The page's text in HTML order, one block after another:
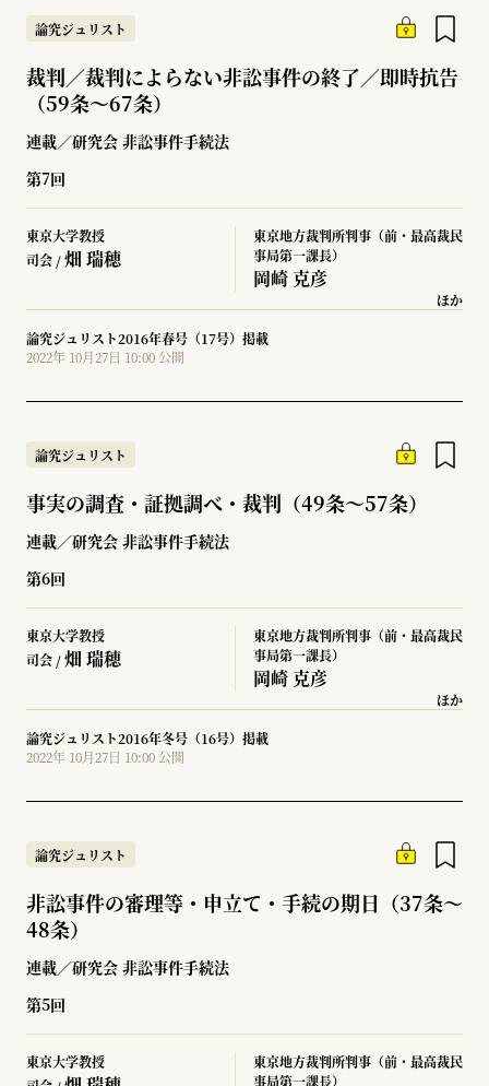
論究ジュリスト
裁判／裁判によらない非訟事件の終了／即時抗告
（59条～67条）
連載／研究会 非訟事件手続法
第7回
東京大学教授
司会 /畑 瑞穂
東京地方裁判所判事（前・最高裁民
事局第一課長）
岡崎 克彦
ほか
論究ジュリスト2016年春号（17号）掲載
2022年 10月27日 10:00 公開
論究ジュリスト
事実の調査・証拠調べ・裁判（49条～57条）
連載／研究会 非訟事件手続法
第6回
東京大学教授
司会 /畑 瑞穂
東京地方裁判所判事（前・最高裁民
事局第一課長）
岡崎 克彦
ほか
論究ジュリスト2016年冬号（16号）掲載
2022年 10月27日 10:00 公開
論究ジュリスト
非訟事件の審理等・申立て・手続の期日（37条～
48条）
連載／研究会 非訟事件手続法
第5回
東京大学教授
東京地方裁判所判事（前・最高裁民
事局第一課長）